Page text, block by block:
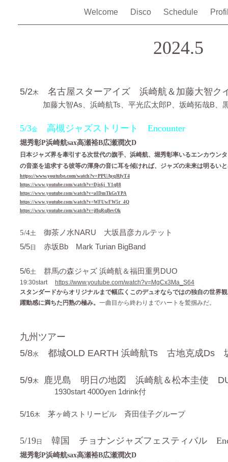
Welcome Disco Schedule
2024.5
5/2木 名古屋スターアイズ 浜崎航＆加藤大智ク
加藤大智As、浜崎航Ts、平光広太郎P、坂崎拓哉B、
5/3金 高槻ジャズストリート Encounter
堀秀彰P浜崎航sax高瀬裕B広瀬潤次D
日本ジャズ界を牽引する次世代の旗手、浜崎航、堀秀彰率いるエンカウン
の音楽を追求する彼等の渾身の音に耳を傾ければ、ジャズの未来は明るい
https://www.youtube.com/watch?v=PPUAyqRfyT4
https://www.youtube.com/watch?v=Djs6j_Y1q88
https://www.youtube.com/watch?v=aIDmTkGsYPA
https://www.youtube.com/watch?v=WFUwFW5r_4Q
https://www.youtube.com/watch?v=jffqRqBevOk
5/4土 御茶ノ水NARU 大坂昌彦カルテット
5/5日 赤坂Bb Mark Turian BigBand
5/6土 群馬の森ジャズ 浜崎航＆福田重男DUO
19:30start
https://www.youtube.com/watch?v=MgCx3Ma_S64
スタンダードからオリジナルまで幅広くこのデュオならではの独自の世界
躍動感に満ちた円熟の極み。 一曲目から終わりまでハートを鷲掴みだ。
九州ツアー
5/8水 都城OLD EARTH 浜崎航Ts 古地克成Ds
5/9木 鹿児島 明日の地図 浜崎航＆松本圭使
1930start 4000yen 1drink付
5/16木 茅ヶ崎ストリービル 斉田佳子グループ
5/19日 韓国 チョナンジャズフェスティバル
堀秀彰P浜崎航sax高瀬裕B広瀬潤次D